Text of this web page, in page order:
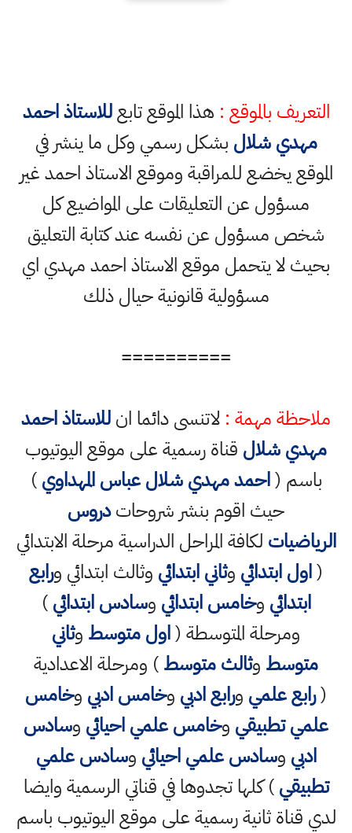
التعريف بالموقع : هذا الموقع تابعللاستاذ احمد
مهدي شلال بشكل رسمي وكل ما ينشر في
الموقع يخضع للمراقبة وموقع الاستاذ احمد غير
مسؤول عن التعليقات على المواضيع كل
شخص مسؤول عن نفسه عند كتابة التعليق
بحيث لا يتحمل موقع الاستاذ احمد مهدي اي
مسؤولية قانونية حيال ذلك
==========
ملاحظة مهمة : لاتنسى دائما انللاستاذ احمد
مهدي شلال قناة رسمية على موقع اليوتيوب
باسم (احمد مهدي شلال عباس المهداوي)
حيث اقوم بنشر شروحاتدروس
الرياضيات لكافة المراحل الدراسية مرحلة الابتدائي
(اول ابتدائي وثاني ابتدائي وثالث ابتدائي ورابع
ابتدائي وخامس ابتدائي وسادس ابتدائي)
ومرحلة المتوسطة (اول متوسط وثاني
متوسط وثالث متوسط) ومرحلة الاعدادية
(رابع علمي ورابع ادبي وخامس ادبي وخامس
علمي تطبيقي وخامس علمي احيائي وسادس
ادبي وسادس علمي احيائي وسادس علمي
تطبيقي) كلها تجدوها في قناتي الرسمية وايضا
لدي قناة ثانية رسمية على موقع اليوتيوب باسم